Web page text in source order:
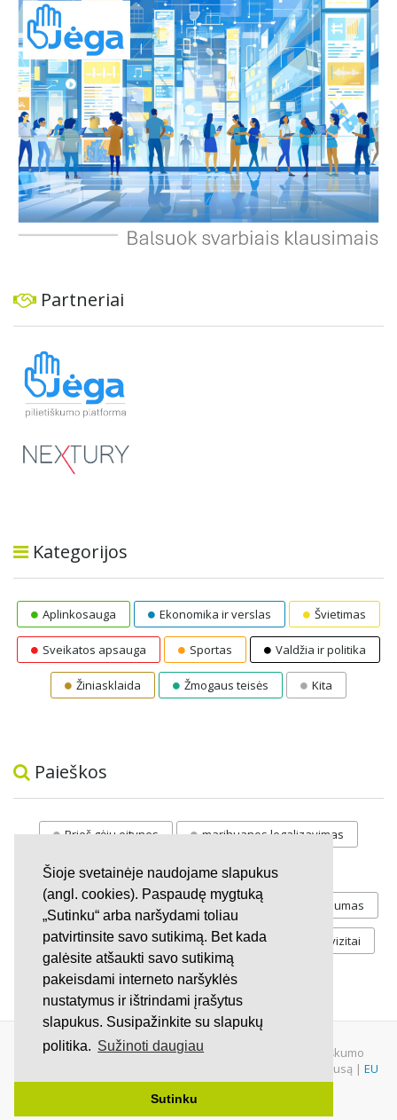
Šioje svetainėje naudojame slapukus
(angl. cookies). Paspaudę mygtuką
„Sutinku“ arba naršydami toliau
patvirtinsite savo sutikimą. Bet kada
galėsite atšaukti savo sutikimą
pakeisdami interneto naršyklės
nustatymus ir ištrindami įrašytus
slapukus. Susipažinkite su slapukų
politika. Sužinoti daugiau
Sutinku
bendruomenės poreikius.
Partneriai
Kategorijos
Aplinkosauga Ekonomika ir verslas Švietimas
Sveikatos apsauga Sportas Valdžia ir politika
Žiniasklaida Žmogaus teisės Kita
Paieškos
Prieš gėju eitynes marihuanos legalizavimas
STOP vaiku atemimas
Pilnos moksleivių vasaros atostogos referendumas
Keliu jaunystės Valandos Rekvizitai
Investicijos
© 2007 - 2026 Ne pelno siekianti organizacija VŠĮ "Pilietiškumo
platformos" į.k. 305719586. Įstaiga turi paramos gavėjo statusą | EU
Petitions|U.S. Petitions
Svetainėje nauduojama